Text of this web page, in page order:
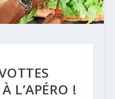
L’APÉRO !